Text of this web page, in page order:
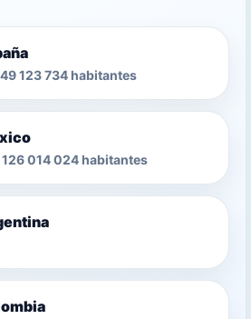
123 734 habitantes
014 024 habitantes